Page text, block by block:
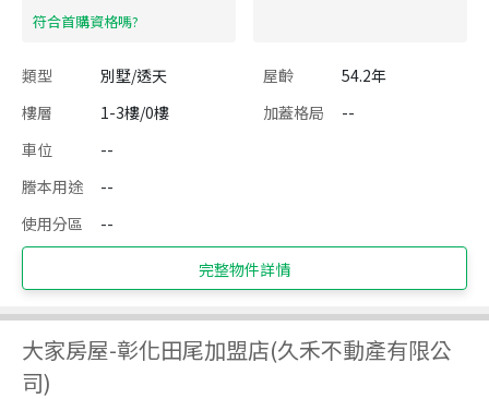
​符合首購資格嗎?
類型 別墅/透天 屋齡
54.2年
樓層
1-3樓/0樓 加蓋格局
--
車位
--
謄本用途
--
使用分區
--
完整物件詳情
大家房屋-彰化田尾加盟店(久禾不動產有限公
司)